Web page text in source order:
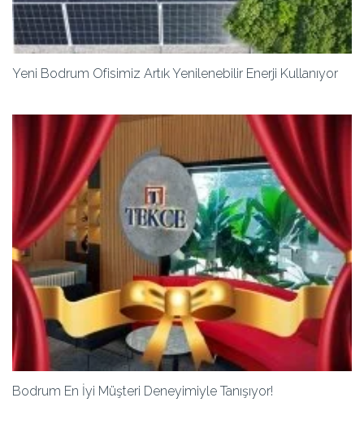
Yeni Bodrum Ofisimiz Artık Yenilenebilir Enerji Kullanıyor
Bodrum En İyi Müşteri Deneyimiyle Tanışıyor!